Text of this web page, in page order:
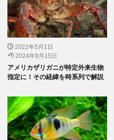
2022年5月1日
2024年9月15日
アメリカザリガニが特定外来生物
指定に！その経緯を時系列で解説